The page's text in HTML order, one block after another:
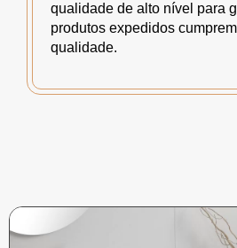
qualidade de alto nível para
produtos expedidos
qualidade.